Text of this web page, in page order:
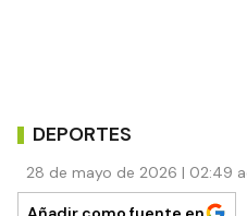
DEPORTES
28 de mayo de 2026 | 02:49